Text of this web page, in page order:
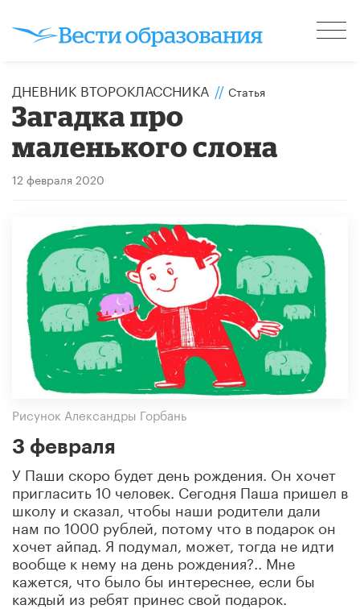
ДНЕВНИК ВТОРОКЛАССНИКА // Статья
Загадка про
маленького слона
12 февраля 2020
Рисунок Александры Горбань
3 февраля
У Паши скоро будет день рождения. Он хочет
пригласить 10 человек. Сегодня Паша пришел в
школу и сказал, чтобы наши родители дали
нам по 1000 рублей, потому что в подарок он
хочет айпад. Я подумал, может, тогда не идти
вообще к нему на день рождения?.. Мне
кажется, что было бы интереснее, если бы
каждый из ребят принес свой подарок.